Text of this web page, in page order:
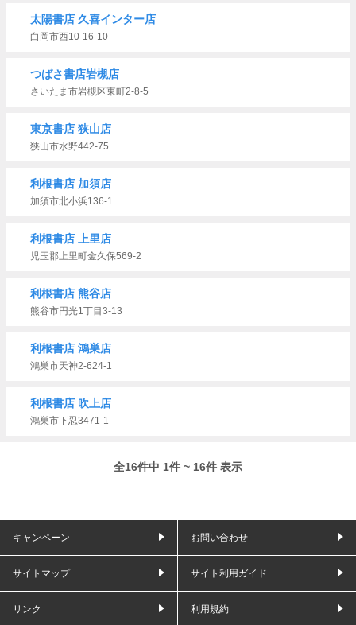
太陽書店 久喜インター店
白岡市西10-16-10
つばさ書店岩槻店
さいたま市岩槻区東町2-8-5
東京書店 狭山店
狭山市水野442-75
利根書店 加須店
加須市北小浜136-1
利根書店 上里店
児玉郡上里町金久保569-2
利根書店 熊谷店
熊谷市円光1丁目3-13
利根書店 鴻巣店
鴻巣市天神2-624-1
利根書店 吹上店
鴻巣市下忍3471-1
全16件中 1件 ~ 16件 表示
キャンペーン お問い合わせ
サイトマップ サイト利用ガイド
リンク 利用規約